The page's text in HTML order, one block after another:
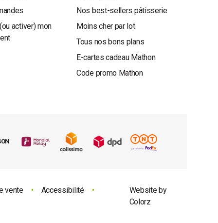
activer) mon
Nos best-sellers pâtisserie
Moins cher par lot
Tous nos bons plans
E-cartes cadeau Mathon
Code promo Mathon
vente • Accessibilité
•
Website by
Colorz